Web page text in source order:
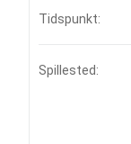
Tidspunkt:
Spillested: